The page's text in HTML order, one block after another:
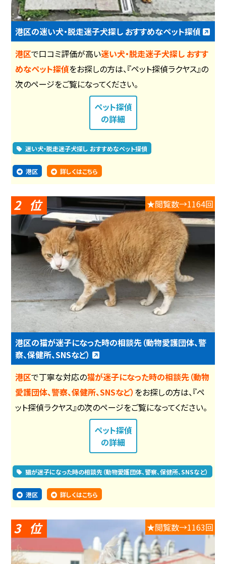
港区の迷い犬・脱走迷子犬探し おすすめなペット探偵
港区で口コミ評価が高い迷い犬・脱走迷子犬探し おすす
めなペット探偵をお探しの方は、『ペット探偵ラクヤス』の
次のページをご覧になってください。
ペット探偵
の詳細
迷い犬・脱走迷子犬探し おすすめなペット探偵
港区 詳しくはこちら
2 ★閲覧数→1164回
港区の猫が迷子になった時の相談先（動物愛護団体、警
察、保健所、SNSなど）
港区で丁寧な対応の猫が迷子になった時の相談先（動物
愛護団体、警察、保健所、SNSなど） をお探しの方は、『ペ
ット探偵ラクヤス』の次のページをご覧になってください。
ペット探偵
の詳細
猫が迷子になった時の相談先（動物愛護団体、警察、保健所、SNSなど）
港区 詳しくはこちら
3 ★閲覧数→1163回